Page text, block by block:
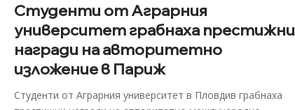
Студенти от Аграрния
университет грабнаха престижни
награди на авторитетно
изложение в Париж
Студенти от Аграрния университет в Пловдив грабнаха